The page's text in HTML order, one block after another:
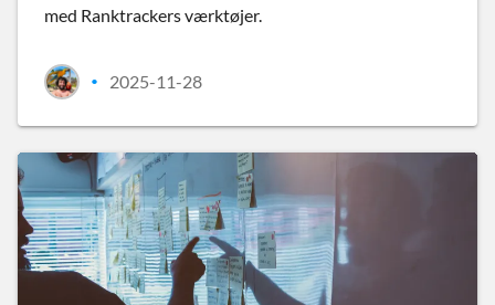
med Ranktrackers værktøjer.
• 2025-11-28